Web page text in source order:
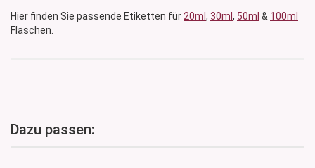
Hier finden Sie passende Etiketten für20ml , 30ml , 50ml & 100ml
Flaschen.
Dazu passen: